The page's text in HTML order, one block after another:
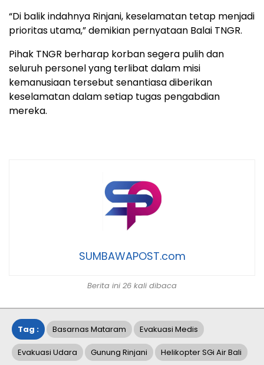
“Di balik indahnya Rinjani, keselamatan tetap menjadi
prioritas utama,” demikian pernyataan Balai TNGR.
Pihak TNGR berharap korban segera pulih dan
seluruh personel yang terlibat dalam misi
kemanusiaan tersebut senantiasa diberikan
keselamatan dalam setiap tugas pengabdian
mereka.
SUMBAWAPOST.com
Berita ini 26 kali dibaca
Tag : Basarnas Mataram Evakuasi Medis
Evakuasi Udara Gunung Rinjani Helikopter SGi Air Bali